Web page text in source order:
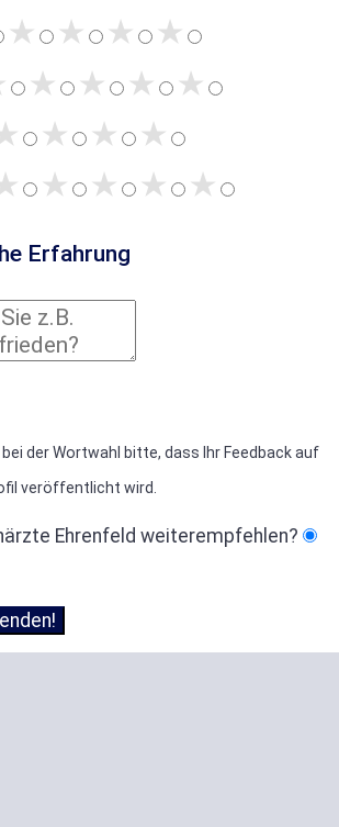
Erfahrung
der Wortwahl bitte, dass Ihr Feedback auf
veröffentlicht wird.
Ehrenfeld weiterempfehlen?